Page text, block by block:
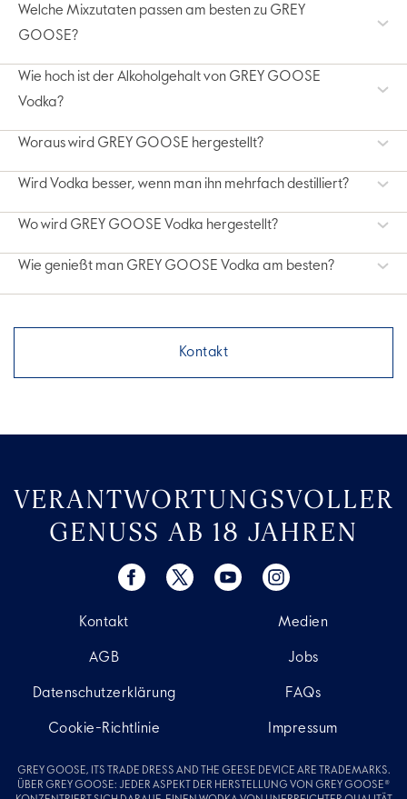
Welche Mixzutaten passen am besten zu GREY
GOOSE?
Wie hoch ist der Alkoholgehalt von GREY GOOSE
Vodka?
Woraus wird GREY GOOSE hergestellt?
Wird Vodka besser, wenn man ihn mehrfach destilliert?
Wo wird GREY GOOSE Vodka hergestellt?
Wie genießt man GREY GOOSE Vodka am besten?
Kontakt
VERANTWORTUNGSVOLLER
GENUSS AB 18 JAHREN
Kontakt
AGB
Datenschutzerklärung
Cookie-Richtlinie
Medien
Jobs
FAQs
Impressum
GREY GOOSE, ITS TRADE DRESS AND THE GEESE DEVICE ARE TRADEMARKS.
ÜBER GREY GOOSE: JEDER ASPEKT DER HERSTELLUNG VON GREY GOOSE®